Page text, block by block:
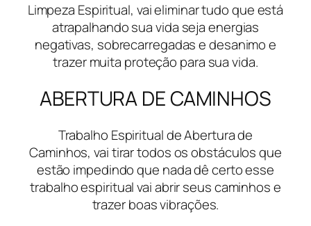
Limpeza Espiritual, vai eliminar tudo que está
atrapalhando sua vida seja energias
negativas, sobrecarregadas e desanimo e
trazer muita proteção para sua vida.
ABERTURA DE CAMINHOS
Trabalho Espiritual de Abertura de
Caminhos, vai tirar todos os obstáculos que
estão impedindo que nada dê certo esse
trabalho espiritual vai abrir seus caminhos e
trazer boas vibrações.